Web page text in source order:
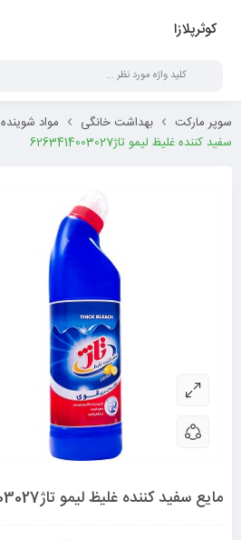
کوثرپلازا
سوپر مارکت بهداشت خانگی مواد شوینده
سفید کننده غلیظ لیمو تاژ6263414003027
مایع سفید کننده غلیظ لیمو تاژ6263414003027